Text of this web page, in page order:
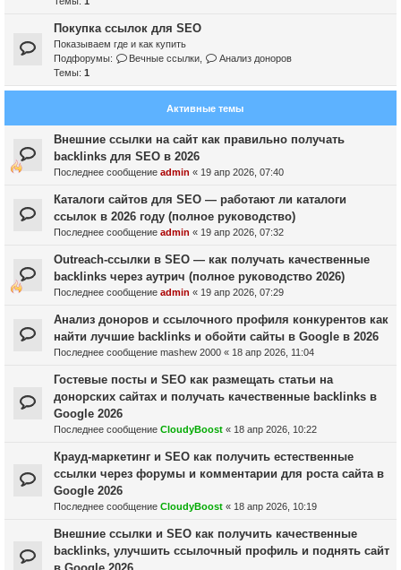
Покупка ссылок для SEO
Показываем где и как купить
Подфорумы:
Вечные ссылки
Анализ доноров
Темы: 1
Активные темы
Внешние ссылки на сайт как правильно получать
backlinks для SEO в 2026
Последнее сообщение admin « 19 апр 2026, 07:40
Каталоги сайтов для SEO — работают ли каталоги
ссылок в 2026 году (полное руководство)
Последнее сообщение admin « 19 апр 2026, 07:32
Outreach-ссылки в SEO — как получать качественные
backlinks через аутрич (полное руководство 2026)
Последнее сообщение admin « 19 апр 2026, 07:29
Анализ доноров и ссылочного профиля конкурентов как
найти лучшие backlinks и обойти сайты в Google в 2026
Последнее сообщение mashew 2000 « 18 апр 2026, 11:04
Гостевые посты и SEO как размещать статьи на
донорских сайтах и получать качественные backlinks в
Google 2026
Последнее сообщение CloudyBoost « 18 апр 2026, 10:22
Крауд-маркетинг и SEO как получить естественные
ссылки через форумы и комментарии для роста сайта в
Google 2026
Последнее сообщение CloudyBoost « 18 апр 2026, 10:19
Внешние ссылки и SEO как получить качественные
backlinks, улучшить ссылочный профиль и поднять сайт